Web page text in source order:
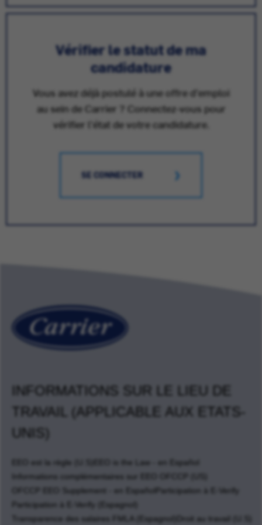
Vérifier le statut de ma
candidature
Vous avez déjà postulé à une offre d'emploi
au sein de Carrier ? Connectez-vous pour
vérifier l'état de votre candidature.
SE CONNECTER
INFORMATIONS SUR LE LIEU DE
TRAVAIL (APPLICABLE AUX ETATS-
UNIS)
EEO est la règle (U.S)
EEO is the Law - en Español
Informations complémentaires sur EEO OFCCP (US)
OFCCP EEO Supplement - en Español
Participation à E-Verify
Participation à E-Verify (Espagnol)
Transparence des salaires FMLA (Espagnol)
Droit au travail (U.S)